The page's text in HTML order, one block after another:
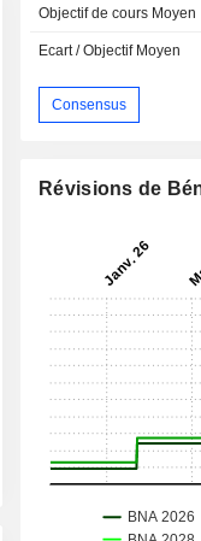
Objectif de cours Moyen
Ecart / Objectif Moyen
Consensus
Révisions de